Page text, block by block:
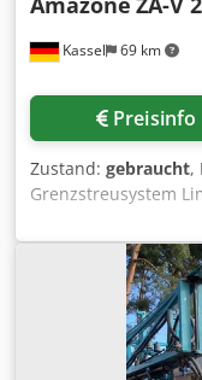
Kassel 69 km
Preisinfo
Zustand: gebraucht,
Grenzstreusystem
mechanische /
Behälteraufsatz S
Gelenkwelle mit
Leitern / LED-